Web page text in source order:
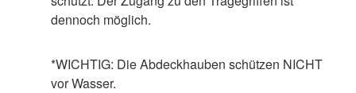
dennoch möglich.
*WICHTIG: Die Abdeckhauben schützen NICHT
vor Wasser.